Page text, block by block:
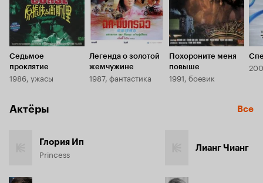
Седьмое
проклятие
1986, ужасы
Легенда о золотой
жемчужине
1987, фантастика
Похороните меня
повыше
1991, боевик
Актёры Все
Глория Ип
Princess Лианг Чианг